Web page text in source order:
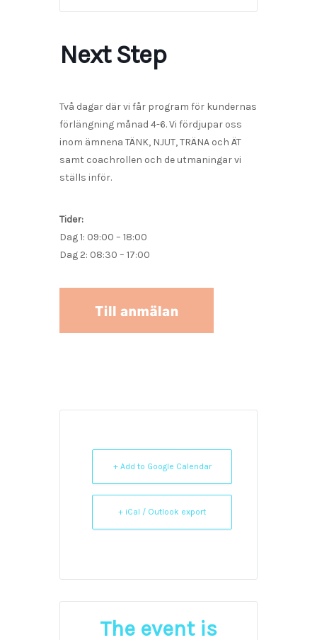
Next Step
Två dagar där vi får program för kundernas
förlängning månad 4-6. Vi fördjupar oss
inom ämnena TÄNK, NJUT, TRÄNA och ÄT
samt coachrollen och de utmaningar vi
ställs inför.
Tider:
Dag 1: 09:00 – 18:00
Dag 2: 08:30 – 17:00
+ Add to Google Calendar
+ iCal / Outlook export
The event is